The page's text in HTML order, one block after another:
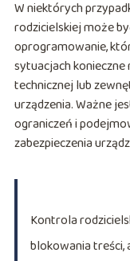
W niektórych
rodzicielskiej może
oprogramowanie,
sytuacjach
technicznej lub
urządzenia. Ważne
ograniczeń i
zabezpieczenia
Kontrola
blokowania treści,